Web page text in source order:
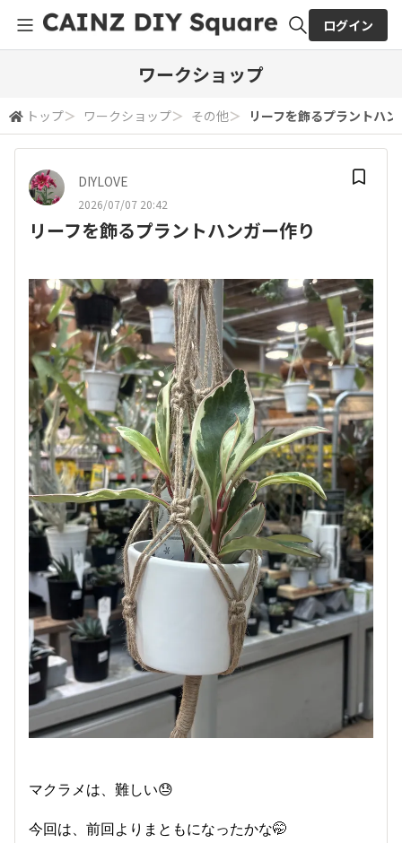
検索
ログイン
ワークショップ
トップ＞ ワークショップ＞ その他＞ リーフを飾るプラントハ
DIYLOVE
2026/07/07 20:42
リーフを飾るプラントハンガー作り
マクラメは、難しい😓
今回は、前回よりまともになったかな🤭